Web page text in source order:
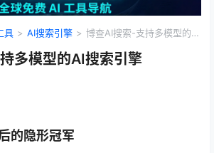
具 > AI搜索引擎 > 博查AI搜索-支持多模型的AI
多模型的AI搜索引擎
的隐形冠军